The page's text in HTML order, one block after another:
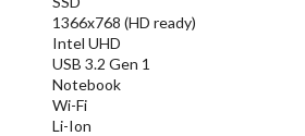
1366x768 (HD ready)
Intel UHD
USB 3.2 Gen 1
Notebook
Wi-Fi
Li-Ion